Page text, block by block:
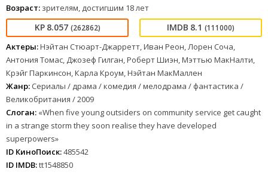
Возраст: зрителям, достигшим 18 лет
8.057 (262862) 8.1 (111000)
Актеры:Нэйтан Стюарт-Джарретт, Иван Реон, Лорен Соча,
Антония Томас, Джозеф Гилган, Роберт Шиэн, Мэттью МакНалти,
Крэйг Паркинсон, Карла Кроум, Нэйтан МакМаллен
Жанр: Сериалы / драма / комедия / мелодрама / фантастика /
Великобритания / 2009
Слоган: «When five young outsiders on community service get caught
in a strange storm they soon realise they have developed
superpowers»
ID КиноПоиск:485542
ID IMDB:tt1548850